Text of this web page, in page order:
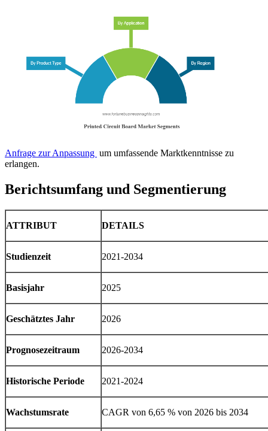
Anfrage zur Anpassung um umfassende Marktkenntnisse zu
erlangen.
Berichtsumfang und Segmentierung
ATTRIBUT DETAILS
Studienzeit 2021-2034
Basisjahr 2025
Geschätztes Jahr 2026
Prognosezeitraum 2026-2034
Historische Periode 2021-2024
Wachstumsrate CAGR von 6,65 % von 2026 bis 2034